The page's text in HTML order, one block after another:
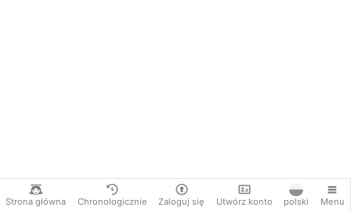
Strona główna Chronologicznie Zaloguj się Utwórz konto polski Menu